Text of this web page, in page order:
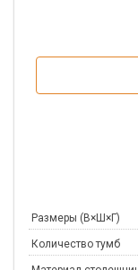
Размеры (В×Ш×Г)
Количество тумб